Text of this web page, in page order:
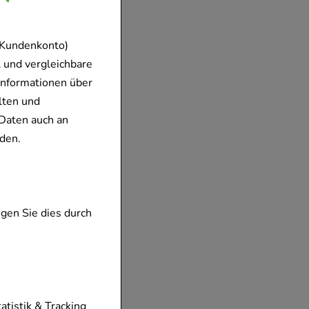
vergleichbare
über
und
auch an
Sie dies durch